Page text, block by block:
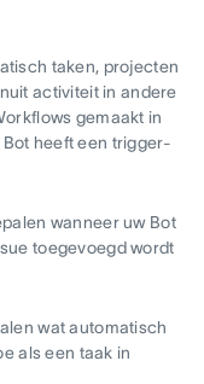
taken, projecten
activiteit in andere
gemaakt in
heeft een trigger-
wanneer uw Bot
toegevoegd wordt
wat automatisch
als een taak in